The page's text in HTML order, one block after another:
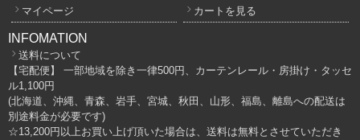
マイページ カートを見る
INFOMATION
送料について
【宅配便】 一部地域を除き一律500円、カーテンレール・房掛け・タッセ
ル1,100円
(北海道、沖縄、青森、岩手、宮城、秋田、山形、福島、離島への配送は
別途料金が必要です)
☆13,200円以上お買い上げ頂いた場合は、送料は無料とさせていただき